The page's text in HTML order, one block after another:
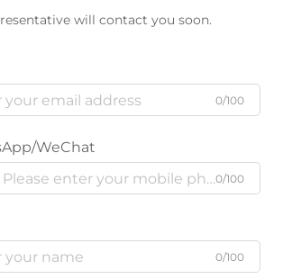
will contact you soon.
0/100
WeChat
0/100
0/100